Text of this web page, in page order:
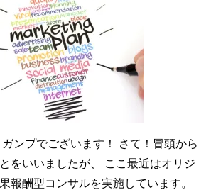
ンプでございます！ さて！冒頭から
をいいましたが、 ここ最近はオリジ
報酬型コンサルを実施しています。